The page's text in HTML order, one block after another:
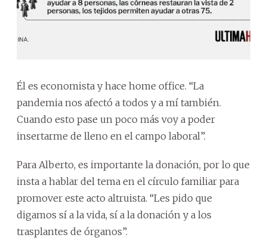
Él es economista y hace home office. “La
pandemia nos afectó a todos y a mí también.
Cuando esto pase un poco más voy a poder
insertarme de lleno en el campo laboral”.
Para Alberto, es importante la donación, por lo que
insta a hablar del tema en el círculo familiar para
promover este acto altruista. “Les pido que
digamos sí a la vida, sí a la donación y a los
trasplantes de órganos”.